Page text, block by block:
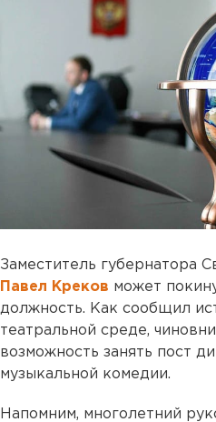
Заместитель губернатора
Павел Креков может
должность. Как сообщил
театральной среде,
возможность занять пост
музыкальной комедии.
Напомним, многолетний